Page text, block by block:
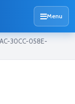
Menu
30CC-058E-